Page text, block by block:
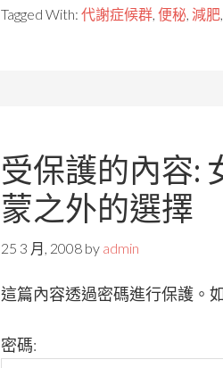
Tagged With: 代謝症候群, 便秘, 減肥,
受保護的內容:
蒙之外的選擇
25 3 月, 2008 by admin
這篇內容透過密碼進行保護。
密碼: